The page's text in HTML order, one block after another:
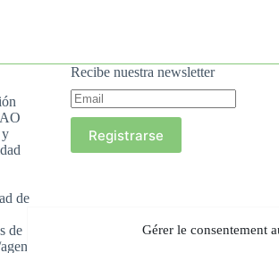
Gérer le consentement
y
de
de
Recibe nuestra newsletter
Registrarse